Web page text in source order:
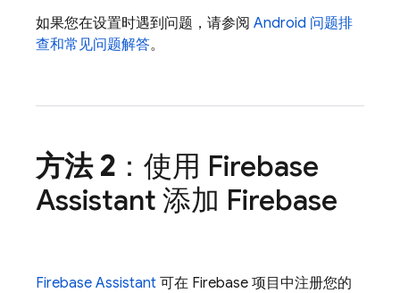
如果您在设置时遇到问题，请参阅 Android 问题排
查和常见问题解答。
方法 2 ：使用 Firebase
Assistant 添加 Firebase
Firebase Assistant 可在 Firebase 项目中注册您的